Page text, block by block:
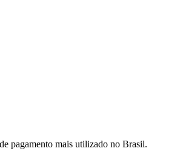
pagamento mais utilizado no Brasil.